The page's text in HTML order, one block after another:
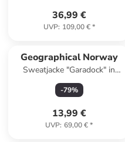
36,99 €
UVP: 109,00 €*
Geographical Norway
Sweatjacke "Garadock" in
Weiß
-79%
13,99 €
UVP: 69,00 €*